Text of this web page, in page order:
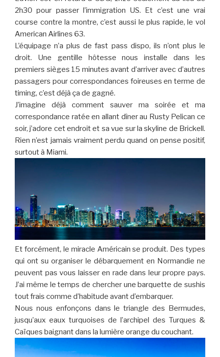
2h30 pour passer l’immigration US. Et c’est une vrai
course contre la montre, c’est aussi le plus rapide, le vol
American Airlines 63.
L’équipage n’a plus de fast pass dispo, ils n’ont plus le
droit. Une gentille hôtesse nous installe dans les
premiers sièges 15 minutes avant d’arriver avec d’autres
passagers pour correspondances foireuses en terme de
timing, c’est déjà ça de gagné.
J’imagine déjà comment sauver ma soirée et ma
correspondance ratée en allant dîner au Rusty Pelican ce
soir, j’adore cet endroit et sa vue sur la skyline de Brickell.
Rien n’est jamais vraiment perdu quand on pense positif,
surtout à Miami.
Et forcément, le miracle Américain se produit. Des types
qui ont su organiser le débarquement en Normandie ne
peuvent pas vous laisser en rade dans leur propre pays.
J’ai même le temps de chercher une barquette de sushis
tout frais comme d’habitude avant d’embarquer.
Nous nous enfonçons dans le triangle des Bermudes,
jusqu’aux eaux turquoises de l’archipel des Turques &
Caïques baignant dans la lumière orange du couchant.